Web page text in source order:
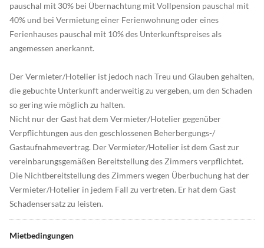
pauschal mit 30% bei Übernachtung mit Vollpension pauschal mit
40% und bei Vermietung einer Ferienwohnung oder eines
Ferienhauses pauschal mit 10% des Unterkunftspreises als
angemessen anerkannt.
Der Vermieter/Hotelier ist jedoch nach Treu und Glauben gehalten,
die gebuchte Unterkunft anderweitig zu vergeben, um den Schaden
so gering wie möglich zu halten.
Nicht nur der Gast hat dem Vermieter/Hotelier gegenüber
Verpflichtungen aus den geschlossenen Beherbergungs-/
Gastaufnahmevertrag. Der Vermieter/Hotelier ist dem Gast zur
vereinbarungsgemäßen Bereitstellung des Zimmers verpflichtet.
Die Nichtbereitstellung des Zimmers wegen Überbuchung hat der
Vermieter/Hotelier in jedem Fall zu vertreten. Er hat dem Gast
Schadensersatz zu leisten.
Mietbedingungen